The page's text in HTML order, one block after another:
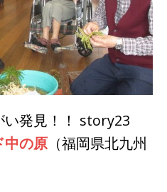
い発見！！ story23
中の原 （福岡県北九州